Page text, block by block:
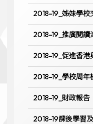
2018-19_姊妹學校
2018-19_推廣閱讀
2018-19_促進香
2018-19_學校周年
2018-19_財政報告
2018-19課後學習